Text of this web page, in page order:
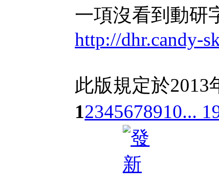
一項沒看到動研
http://dhr.candy-
此版規定於2013
12345678910...